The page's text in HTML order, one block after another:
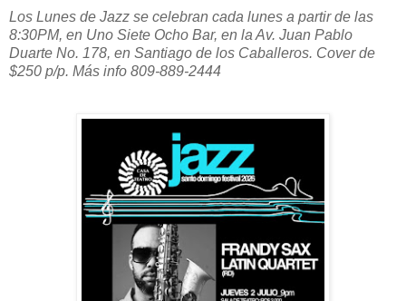
Los Lunes de Jazz se celebran cada lunes a partir de las
8:30PM, en Uno Siete Ocho Bar, en la Av. Juan Pablo
Duarte No. 178, en Santiago de los Caballeros. Cover de
$250 p/p. Más info 809-889-2444